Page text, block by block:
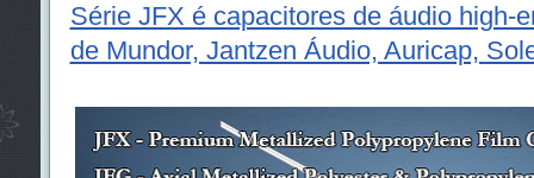
Série JFX é capacitores de áudio high-
de Mundor, Jantzen Áudio, Auricap,